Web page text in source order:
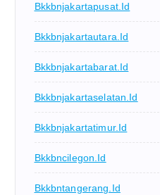
Bkkbnjakartapusat.id
Bkkbnjakartautara.id
Bkkbnjakartabarat.id
Bkkbnjakartaselatan.id
Bkkbnjakartatimur.id
Bkkbncilegon.id
Bkkbntangerang.id